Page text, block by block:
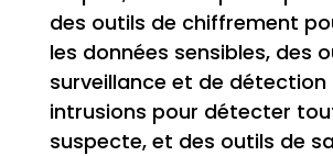
des outils de chiffrement
les données sensibles, des
surveillance et de détection
intrusions pour détecter
suspecte, et des outils de